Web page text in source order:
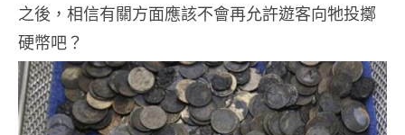
之後，相信有關方面應該不會再允許遊客向牠投擲
硬幣吧？